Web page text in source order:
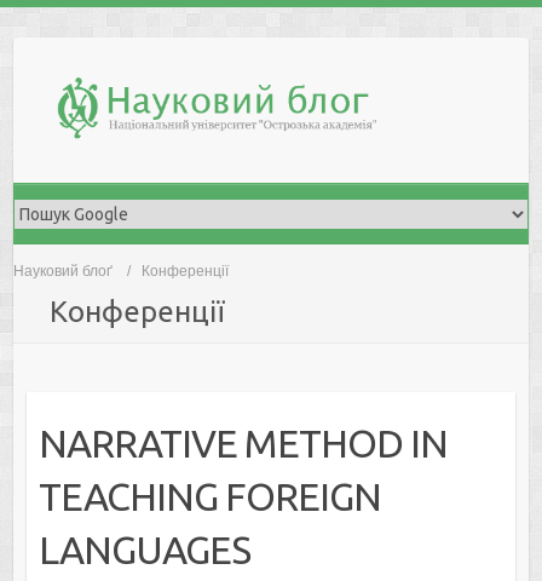
Науковий блоґ Конференції
Конференції
NARRATIVE METHOD IN
TEACHING FOREIGN
LANGUAGES